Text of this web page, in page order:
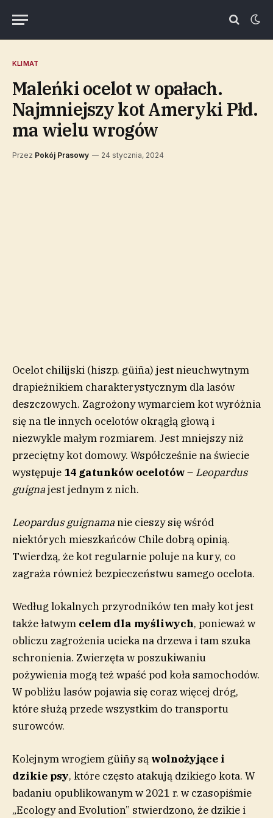
KLIMAT
Maleńki ocelot w opałach.
Najmniejszy kot Ameryki Płd.
ma wielu wrogów
Przez Pokój Prasowy 24 stycznia, 2024
Ocelot chilijski (hiszp. güiña) jest nieuchwytnym
drapieżnikiem charakterystycznym dla lasów
deszczowych. Zagrożony wymarciem kot wyróżnia
się na tle innych ocelotów okrągłą głową i
niezwykle małym rozmiarem. Jest mniejszy niż
przeciętny kot domowy. Współcześnie na świecie
występuje 14 gatunków ocelotów– Leopardus
guignajest jednym z nich.
Leopardus guignamanie cieszy się wśród
niektórych mieszkańców Chile dobrą opinią.
Twierdzą, że kot regularnie poluje na kury, co
zagraża również bezpieczeństwu samego ocelota.
Według lokalnych przyrodników ten mały kot jest
także łatwym celem dla myśliwych, ponieważ w
obliczu zagrożenia ucieka na drzewa i tam szuka
schronienia. Zwierzęta w poszukiwaniu
pożywienia mogą też wpaść pod koła samochodów.
W pobliżu lasów pojawia się coraz więcej dróg,
które służą przede wszystkim do transportu
surowców.
Kolejnym wrogiem güiñy są wolnożyjące i
dzikie psy, które często atakują dzikiego kota. W
badaniu opublikowanym w 2021 r. w czasopiśmie
„Ecology and Evolution” stwierdzono, że dzikie i